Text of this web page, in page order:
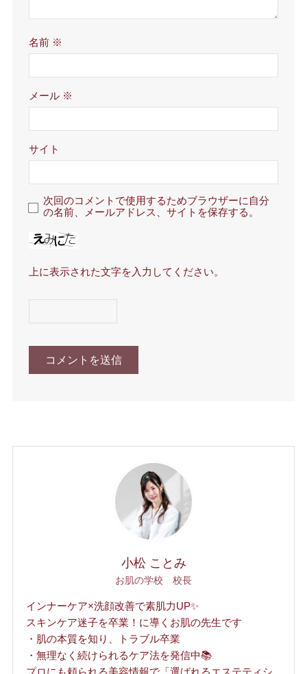
名前 ※
メール ※
サイト
次回のコメントで使用するためブラウザーに自分
の名前、メールアドレス、サイトを保存する。
上に表示された文字を入力してください。
小松 ことみ
お肌の学校 校長
インナーケア×洗顔改善で素肌力UP✨
スキンケア迷子を卒業！に導くお肌の先生です
・肌の本質を知り、トラブル卒業
・無理なく続けられるケア法を発信中📚
プロにも頼られる美容情報で「選ばれるエステティシ